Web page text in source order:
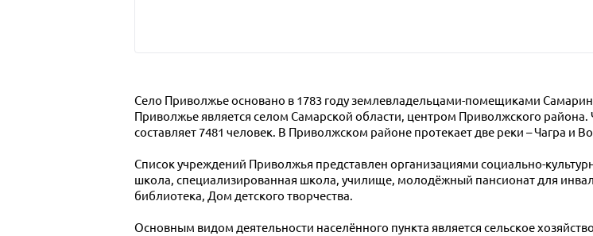
Село Приволжье основано в 1783 году землевладельцами-помещиками
Приволжье является селом Самарской области, центром Приволжского
составляет 7481 человек. В Приволжском районе протекает две реки – Чагра и
Список учреждений Приволжья представлен организациями социально-
школа, специализированная школа, училище, молодёжный пансионат для
библиотека, Дом детского творчества.
Основным видом деятельности населённого пункта является сельское